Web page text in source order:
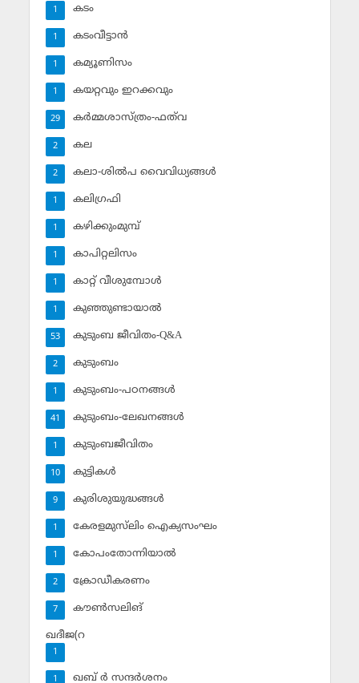
കടം
1
കടംവീട്ടാന്‍
1
കമ്യൂണിസം
1
കയറ്റവും ഇറക്കവും
1
കര്‍മ്മശാസ്ത്രം-ഫത്‌വ
29
കല
2
കലാ-ശില്‍പ വൈവിധ്യങ്ങള്‍
2
കലിഗ്രഫി
1
കഴിക്കുംമുമ്പ്
1
കാപിറ്റലിസം
1
കാറ്റ് വീശുമ്പോള്‍
1
കുഞ്ഞുണ്ടായാല്‍
1
കുടുംബ ജീവിതം-Q&A
53
കുടുംബം
2
കുടുംബം-പഠനങ്ങള്‍
1
കുടുംബം-ലേഖനങ്ങള്‍
41
കുടുംബജീവിതം
1
കുട്ടികള്‍
10
കുരിശുയുദ്ധങ്ങള്‍
9
കേരളമുസ്‌ലിം ഐക്യസംഘം
1
കോപംതോന്നിയാല്‍
1
ക്രോഡീകരണം
2
കൗണ്‍സലിങ്‌
7
ഖദീജ(റ
1
ഖബ് ര്‍ സന്ദര്‍ശനം
1